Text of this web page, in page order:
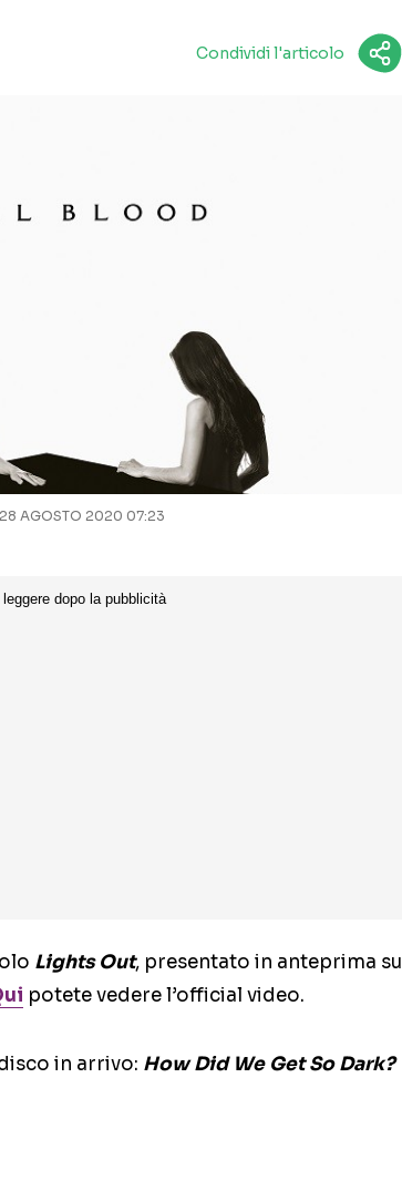
Condividi l'articolo
AGOSTO 2020 07:23
Lights Out, presentato in anteprima su
potete vedere l’official video.
in arrivo: How Did We Get So Dark?